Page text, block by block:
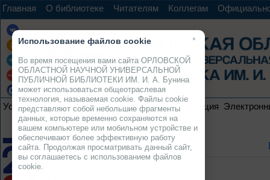
Главная О библиотеке Читателям Коллегам
Услуги Ресурсы Проекты Электронная коллекция
×
Использование файлов cookie
Во время посещения вами сайта ОРЛОВСКОЙ
ОБЛАСТНОЙ НАУЧНОЙ УНИВЕРСАЛЬНОЙ
ПУБЛИЧНОЙ БИБЛИОТЕКИ ИМ. И. А. Бунина
может использоваться общеотраслевая
технология, называемая cookie. Файлы cookie
представляют собой небольшие фрагменты
данных, которые временно сохраняются на
вашем компьютере или мобильном устройстве и
обеспечивают более эффективную работу
сайта. Продолжая просматривать данный сайт,
вы соглашаетесь с использованием файлов
cookie.